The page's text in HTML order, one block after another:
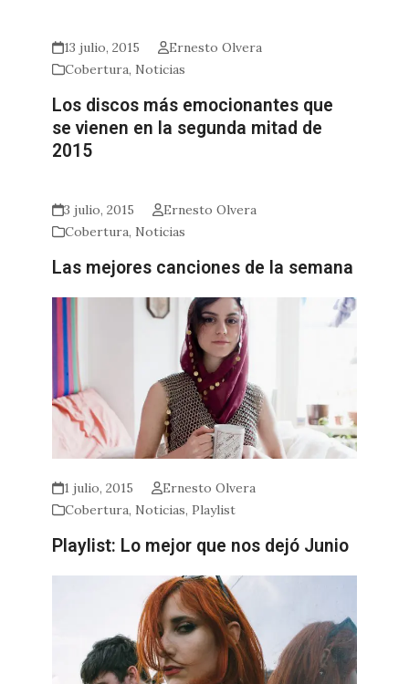
13 julio, 2015
Ernesto Olvera
Cobertura, Noticias
Los discos más emocionantes que
se vienen en la segunda mitad de
2015
3 julio, 2015
Ernesto Olvera
Cobertura, Noticias
Las mejores canciones de la semana
1 julio, 2015
Ernesto Olvera
Cobertura, Noticias,Playlist
Playlist: Lo mejor que nos dejó Junio